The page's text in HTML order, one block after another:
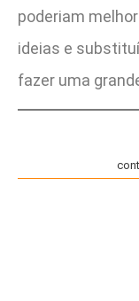
poderiam
ideias e
fazer uma